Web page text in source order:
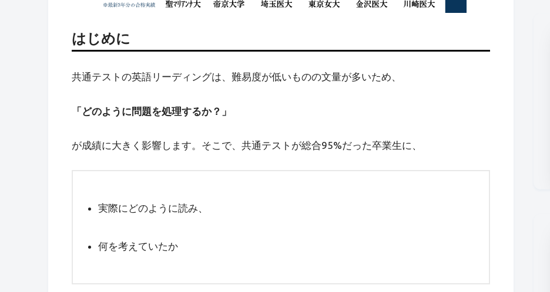
はじめに
共通テストの英語リーディングは、難易度が低いものの文量が多いため、
「どのように問題を処理するか？」
が成績に大きく影響します。そこで、共通テストが総合95%だった卒業生に、
実際にどのように読み、
何を考えていたか